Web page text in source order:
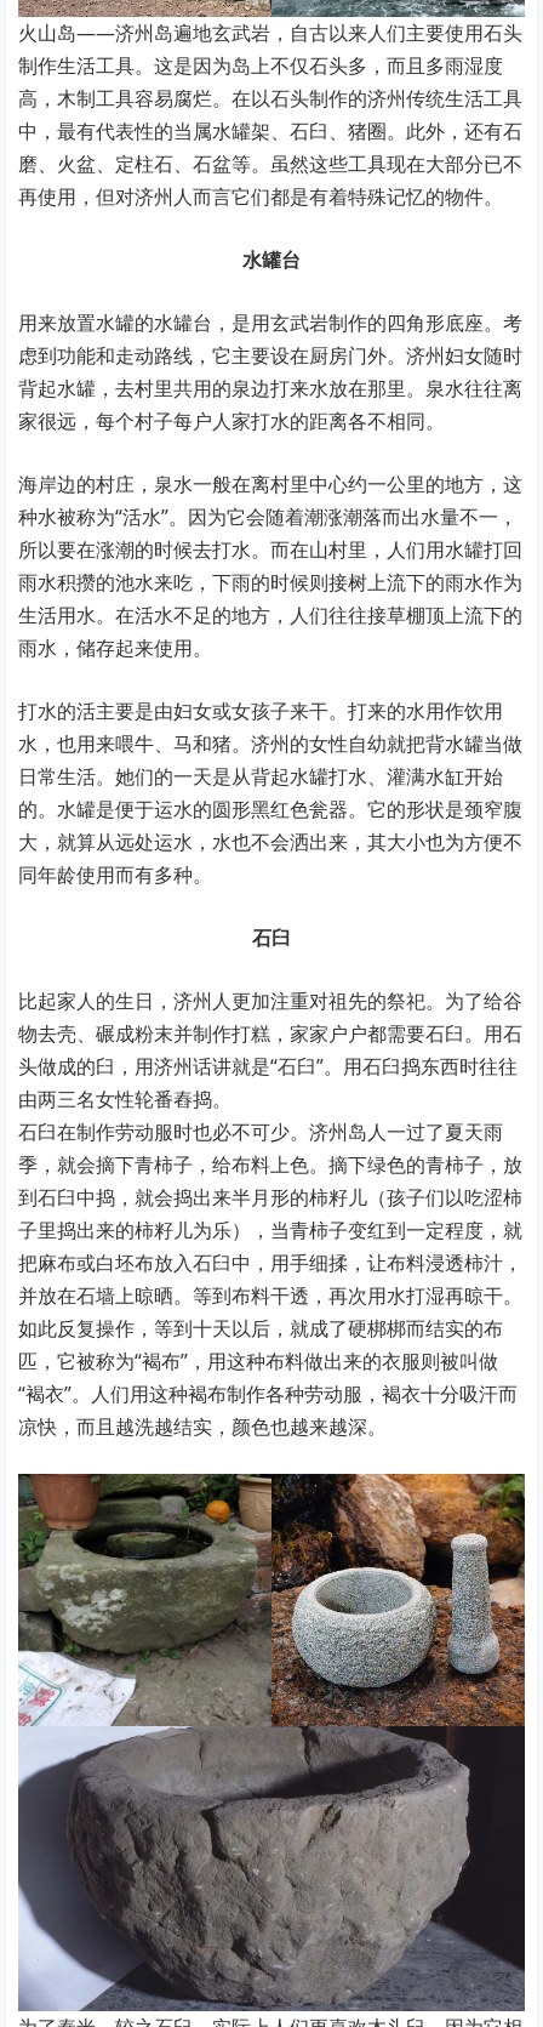
火山岛——济州岛遍地玄武岩，自古以来人们主要使用石头
制作生活工具。这是因为岛上不仅石头多，而且多雨湿度
高，木制工具容易腐烂。在以石头制作的济州传统生活工具
中，最有代表性的当属水罐架、石臼、猪圈。此外，还有石
磨、火盆、定柱石、石盆等。虽然这些工具现在大部分已不
再使用，但对济州人而言它们都是有着特殊记忆的物件。
水罐台
用来放置水罐的水罐台，是用玄武岩制作的四角形底座。考
虑到功能和走动路线，它主要设在厨房门外。济州妇女随时
背起水罐，去村里共用的泉边打来水放在那里。泉水往往离
家很远，每个村子每户人家打水的距离各不相同。
海岸边的村庄，泉水一般在离村里中心约一公里的地方，这
种水被称为“活水”。因为它会随着潮涨潮落而出水量不一，
所以要在涨潮的时候去打水。而在山村里，人们用水罐打回
雨水积攒的池水来吃，下雨的时候则接树上流下的雨水作为
生活用水。在活水不足的地方，人们往往接草棚顶上流下的
雨水，储存起来使用。
打水的活主要是由妇女或女孩子来干。打来的水用作饮用
水，也用来喂牛、马和猪。济州的女性自幼就把背水罐当做
日常生活。她们的一天是从背起水罐打水、灌满水缸开始
的。水罐是便于运水的圆形黑红色瓮器。它的形状是颈窄腹
大，就算从远处运水，水也不会洒出来，其大小也为方便不
同年龄使用而有多种。
石臼
比起家人的生日，济州人更加注重对祖先的祭祀。为了给谷
物去壳、碾成粉末并制作打糕，家家户户都需要石臼。用石
头做成的臼，用济州话讲就是“石臼”。用石臼捣东西时往往
由两三名女性轮番舂捣。
石臼在制作劳动服时也必不可少。济州岛人一过了夏天雨
季，就会摘下青柿子，给布料上色。摘下绿色的青柿子，放
到石臼中捣，就会捣出来半月形的柿籽儿（孩子们以吃涩柿
子里捣出来的柿籽儿为乐），当青柿子变红到一定程度，就
把麻布或白坯布放入石臼中，用手细揉，让布料浸透柿汁，
并放在石墙上晾晒。等到布料干透，再次用水打湿再晾干。
如此反复操作，等到十天以后，就成了硬梆梆而结实的布
匹，它被称为“褐布”，用这种布料做出来的衣服则被叫做
“褐衣”。人们用这种褐布制作各种劳动服，褐衣十分吸汗而
凉快，而且越洗越结实，颜色也越来越深。